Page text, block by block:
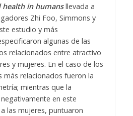
health in humans llevada a
Zhi Foo, Simmons y
estudio y más
algunas de las
relacionados entre atractivo
y mujeres. En el caso de los
más relacionados fueron la
mientras que la
en este
las mujeres, puntuaron